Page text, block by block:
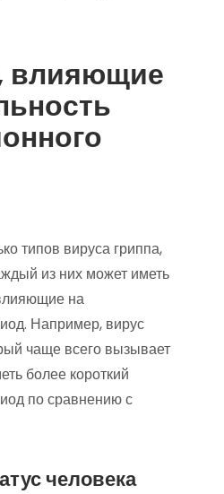
влияющие
типов вируса гриппа,
из них может иметь
на
Например, вирус
чаще всего вызывает
более короткий
по сравнению с
человека